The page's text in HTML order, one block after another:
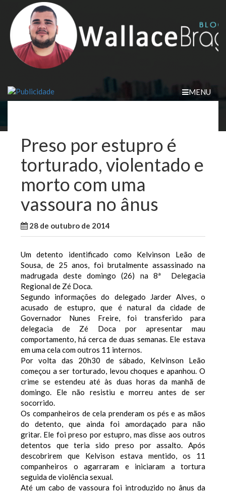
content
MENU
Preso por estupro é
torturado, violentado e
morto com uma
vassoura no ânus
28 de outubro de 2014
Um detento identificado como Kelvinson Leão de
Sousa, de 25 anos, foi brutalmente assassinado na
madrugada deste domingo (26) na 8ª Delegacia
Regional de Zé Doca.
Segundo informações do delegado Jarder Alves, o
acusado de estupro, que é natural da cidade de
Governador Nunes Freire, foi transferido para
delegacia de Zé Doca por apresentar mau
comportamento, há cerca de duas semanas. Ele estava
em uma cela com outros 11 internos.
Por volta das 20h30 de sábado, Kelvinson Leão
começou a ser torturado, levou choques e apanhou. O
crime se estendeu até às duas horas da manhã de
domingo. Ele não resistiu e morreu antes de ser
socorrido.
Os companheiros de cela prenderam os pés e as mãos
do detento, que ainda foi amordaçado para não
gritar. Ele foi preso por estupro, mas disse aos outros
detentos que teria sido preso por assalto. Após
descobrirem que Kelvison estava mentido, os 11
companheiros o agarraram e iniciaram a tortura
seguida de violência sexual.
Até um cabo de vassoura foi introduzido no ânus da